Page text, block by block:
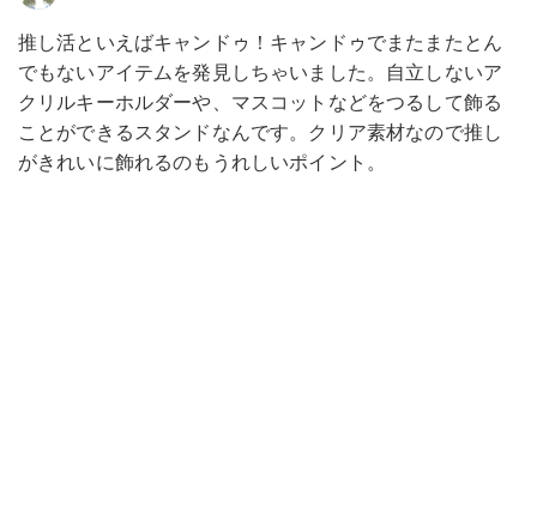
推し活といえばキャンドゥ！キャンドゥでまたまたとん
でもないアイテムを発見しちゃいました。自立しないア
クリルキーホルダーや、マスコットなどをつるして飾る
ことができるスタンドなんです。クリア素材なので推し
がきれいに飾れるのもうれしいポイント。